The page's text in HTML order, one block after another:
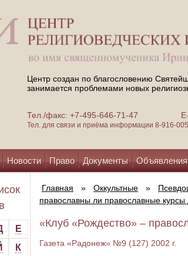
Центр создан по благословению
занимается проблемами новых
Тел./факс: +7-495-646-71-47
Тел. для связи и приёма информации 8-916-
Новости Право Документы Объявления
Е
К
Главная » Оккультные »
православны ли православные
«Клуб «Рождество» –
Газета «Радонеж» №9 (127) 2002 г.